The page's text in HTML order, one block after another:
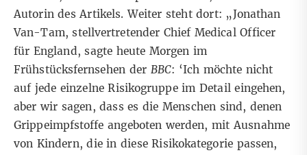
Autorin des Artikels. Weiter steht dort: „Jonathan
Van-Tam, stellvertretender Chief Medical Officer
für England, sagte heute Morgen im
Frühstücksfernsehen der BBC: ‘Ich möchte nicht
auf jede einzelne Risikogruppe im Detail eingehen,
aber wir sagen, dass es die Menschen sind, denen
Grippeimpfstoffe angeboten werden, mit Ausnahme
von Kindern, die in diese Risikokategorie passen,